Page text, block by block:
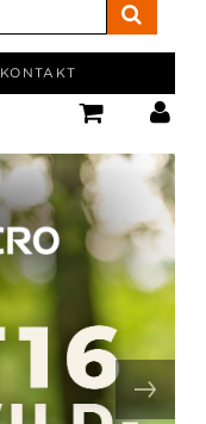
KONTAKT